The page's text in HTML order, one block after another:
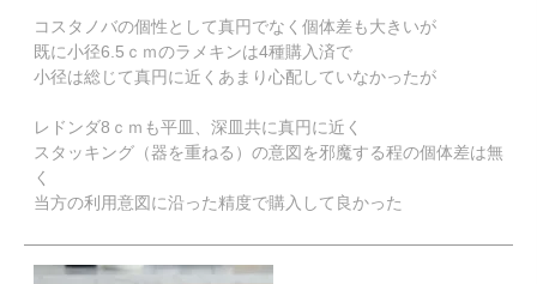
コスタノバの個性として真円でなく個体差も大きいが
既に小径6.5ｃｍのラメキンは4種購入済で
小径は総じて真円に近くあまり心配していなかったが
レドンダ8ｃｍも平皿、深皿共に真円に近く
スタッキング（器を重ねる）の意図を邪魔する程の個体差は無
く
当方の利用意図に沿った精度で購入して良かった